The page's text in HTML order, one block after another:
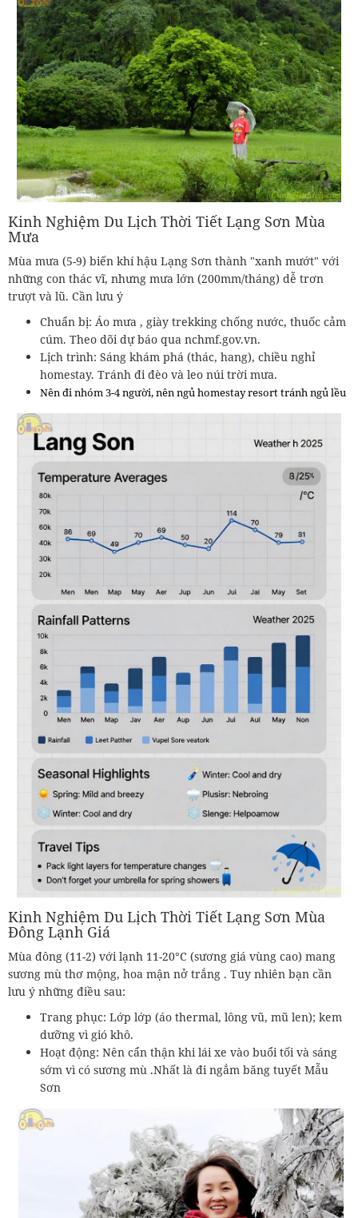
Kinh Nghiệm Du Lịch Thời Tiết Lạng Sơn Mùa
Mưa
Mùa mưa (5-9) biến khí hậu Lạng Sơn thành "xanh mướt" với
những con thác vĩ, nhưng mưa lớn (200mm/tháng) dễ trơn
trượt và lũ. Cần lưu ý
Chuẩn bị: Áo mưa , giày trekking chống nước, thuốc cảm
cúm. Theo dõi dự báo qua nchmf.gov.vn.
Lịch trình: Sáng khám phá (thác, hang), chiều nghỉ
homestay. Tránh đi đèo và leo núi trời mưa.
Nên đi nhóm 3-4 người, nên ngủ homestay resort tránh ngủ lều
Kinh Nghiệm Du Lịch Thời Tiết Lạng Sơn Mùa
Đông Lạnh Giá
Mùa đông (11-2) với lạnh 11-20°C (sương giá vùng cao) mang
sương mù thơ mộng, hoa mận nở trắng . Tuy nhiên bạn cần
lưu ý những điều sau:
Trang phục: Lớp lớp (áo thermal, lông vũ, mũ len); kem
dưỡng vì gió khô.
Hoạt động: Nên cẩn thận khi lái xe vào buổi tối và sáng
sớm vì có sương mù .Nhất là đi ngắm băng tuyết Mẫu
Sơn